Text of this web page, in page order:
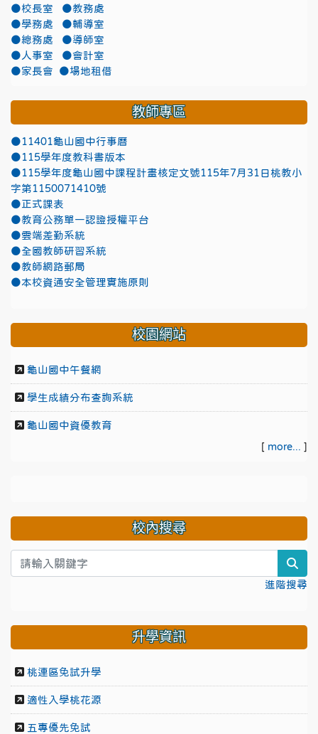
●校長室
●教務處
●學務處
●輔導室
●總務處
●導師室
●人事室
●會計室
●家長會
●場地租借
教師專區
●11401龜山國中行事曆
●115學年度教科書版本
●115學年度龜山國中課程計畫核定文號115年7月31日桃教小
字第1150071410號
●正式課表
●教育公務單一認證授權平台
●雲端差勤系統
●全國教師研習系統
●教師網路郵局
●本校資通安全管理實施原則
校園網站
龜山國中午餐網
學生成績分布查詢系統
龜山國中資優教育
[ more... ]
校內搜尋
進階搜尋
升學資訊
桃連區免試升學
適性入學桃花源
五專優先免試